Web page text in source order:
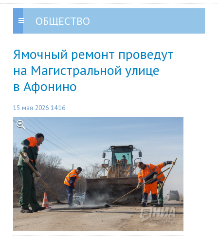
ОБЩЕСТВО
Ямочный ремонт проведут
на Магистральной улице
в Афонино
15 мая 2026 14:16